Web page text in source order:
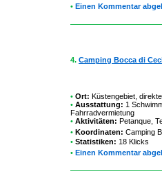
• Einen Kommentar
4. Camping Bocca di
• Ort: Küstengebiet,
• Ausstattung: 1
Fahrradvermietung
• Aktivitäten: Petanque,
• Koordinaten: Camping
• Statistiken: 18 Klicks
• Einen Kommentar